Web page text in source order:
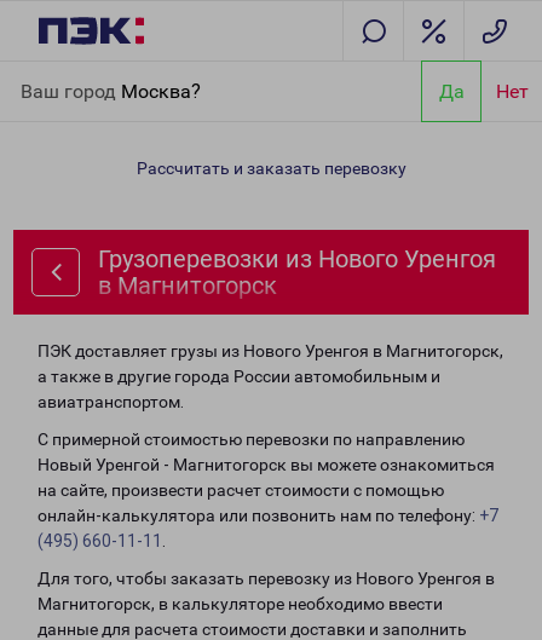
Ваш город Москва? Да Нет
Магнитогорск
Рассчитать и заказать перевозку
Грузоперевозки из Нового Уренгоя
в Магнитогорск
ПЭК доставляет грузы из Нового Уренгоя в Магнитогорск,
а также в другие города России автомобильным и
авиатранспортом.
С примерной стоимостью перевозки по направлению
Новый Уренгой - Магнитогорск вы можете ознакомиться
на сайте, произвести расчет стоимости с помощью
онлайн-калькулятора или позвонить нам по телефону: +7
(495) 660-11-11
Для того, чтобы заказать перевозку из Нового Уренгоя в
Магнитогорск, в калькуляторе необходимо ввести
данные для расчета стоимости доставки и заполнить